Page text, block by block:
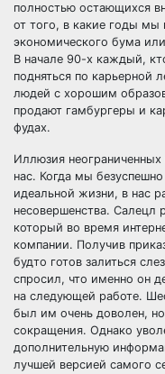
полностью остающихся
от того, в какие годы
экономического бума
В начале 90-х каждый,
подняться по карьерной
людей с хорошим
продают гамбургеры и
фудах.
Иллюзия
нас. Когда мы
идеальной жизни, в нас
несовершенства. Салецл
который во время
компании. Получив
будто готов залиться
спросил, что именно он
на следующей работе.
был им очень доволен, но
сокращения. Однако
дополнительную
лучшей версией самого